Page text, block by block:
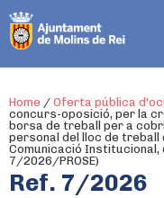
Home / Oferta pública
concurs-oposició, per la
borsa de treball per a
personal del lloc de
Comunicació Institucional,
7/2026/PROSE)
Ref. 7/2026